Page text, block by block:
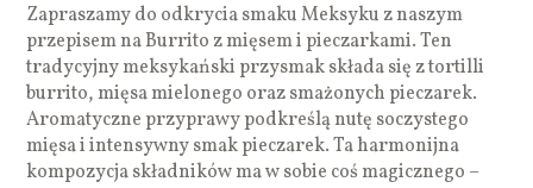
Zapraszamy do odkrycia smaku Meksyku z naszym
przepisem na Burrito z mięsem i pieczarkami. Ten
tradycyjny meksykański przysmak składa się z tortilli
burrito, mięsa mielonego oraz smażonych pieczarek.
Aromatyczne przyprawy podkreślą nutę soczystego
mięsa i intensywny smak pieczarek. Ta harmonijna
kompozycja składników ma w sobie coś magicznego –